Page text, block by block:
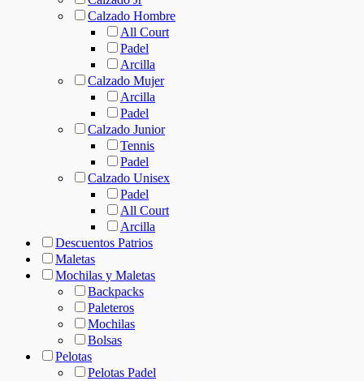
Calzado Hombre
All Court
Padel
Arcilla
Calzado Mujer
Arcilla
Padel
Calzado Junior
Tennis
Padel
Calzado Unisex
Padel
All Court
Arcilla
Descuentos Patrios
Maletas
Mochilas y Maletas
Backpacks
Paleteros
Mochilas
Bolsas
Pelotas
Pelotas Padel